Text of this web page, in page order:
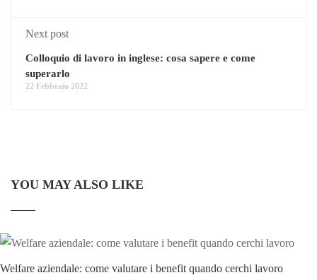
Next post
Colloquio di lavoro in inglese: cosa sapere e come
superarlo
22 Febbraio 2022
YOU MAY ALSO LIKE
Welfare aziendale: come valutare i benefit quando cerchi lavoro